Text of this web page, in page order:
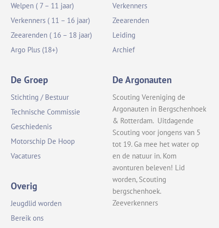
Welpen ( 7 – 11 jaar)
Verkenners ( 11 – 16 jaar)
Zeearenden ( 16 – 18 jaar)
Argo Plus (18+)
Verkenners
Zeearenden
Leiding
Archief
De Groep
Stichting / Bestuur
Technische Commissie
Geschiedenis
Motorschip De Hoop
Vacatures
Overig
Jeugdlid worden
Bereik ons
De Argonauten
Scouting Vereniging de
Argonauten in Bergschenhoek
& Rotterdam. Uitdagende
Scouting voor jongens van 5
tot 19. Ga mee het water op
en de natuur in. Kom
avonturen beleven! Lid
worden, Scouting
bergschenhoek.
Zeeverkenners